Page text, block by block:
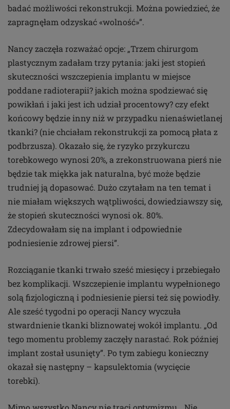
badać możliwości rekonstrukcji. Można powiedzieć, że
zapragnęłam odzyskać «wolność»”.
Nancy zaczęła rozważać opcje: „Trzem chirurgom
plastycznym zadałam trzy pytania: jaki jest stopień
skuteczności wszczepienia implantu w miejsce
poddane radioterapii? jakich można spodziewać się
powikłań i jaki jest ich udział procentowy? czy efekt
końcowy będzie inny niż w przypadku nienaświetlanej
tkanki? (nie chciałam rekonstrukcji za pomocą płata z
podbrzusza). Okazało się, że ryzyko przykurczu
torebkowego wynosi 20%, a zrekonstruowana pierś nie
będzie tak miękka jak naturalna, być może będzie
trudniej ją dopasować. Dużo czytałam na ten temat i
nie miałam większych wątpliwości, dowiedziawszy się,
że stopień skuteczności wynosi ok. 80%.
Zdecydowałam się na implant i odpowiednie
podniesienie zdrowej piersi”.
Rozciąganie tkanki trwało sześć miesięcy i przebiegało
bez komplikacji. Wszczepienie implantu wypełnionego
solą fizjologiczną i podniesienie piersi też się powiodły.
Ale sześć tygodni po operacji Nancy wyczuła
stwardnienie tkanki bliznowatej wokół implantu. „Od
tego momentu problemy zaczęły narastać. Rok później
implant został usunięty”. Po tym zabiegu konieczny
okazał się następny – kapsulektomia (wycięcie
torebki).